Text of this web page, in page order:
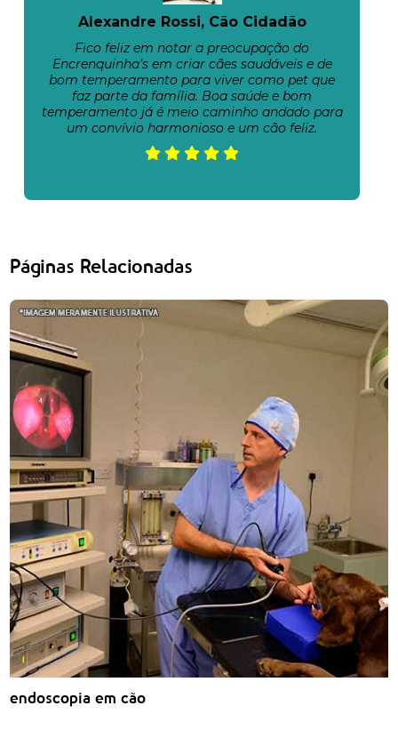
Alexandre Rossi, Cão Cidadão
Fico feliz em notar a preocupação do
Encrenquinha’s em criar cães saudáveis e de
bom temperamento para viver como pet que
faz parte da família. Boa saúde e bom
temperamento já é meio caminho andado para
um convívio harmonioso e um cão feliz.
Páginas Relacionadas
endoscopia em cão